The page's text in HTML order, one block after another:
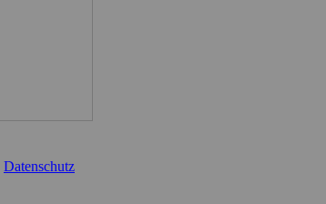
Datenschutz